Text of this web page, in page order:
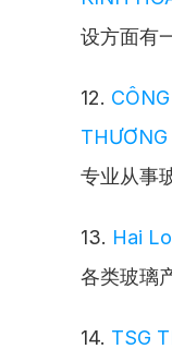
设方面有
12.
专业从事
13. Hai
各类玻璃
14. TSG